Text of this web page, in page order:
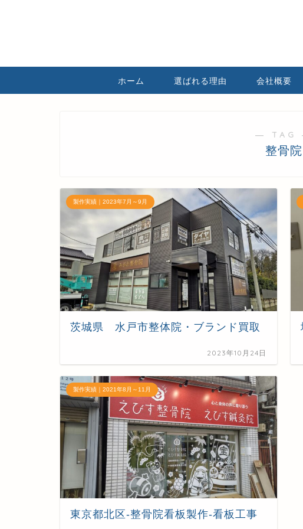
ホーム 選ばれる理由 会社概要
― TAG
整骨院
製作実績｜2023年7月～9月
茨城県 水戸市整体院・ブランド買取
2023年10月24日
製作実績｜2021年8月～11月
東京都北区-整骨院看板製作-看板工事